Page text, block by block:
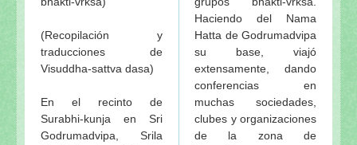
(Recopilación y
traducciones de
Visuddha-sattva dasa)
En el recinto de
Surabhi-kunja en Sri
Godrumadvipa, Srila
Haciendo del Nama
Hatta de Godrumadvipa
su base, viajó
extensamente, dando
conferencias en
muchas sociedades,
clubes y organizaciones
de la zona de